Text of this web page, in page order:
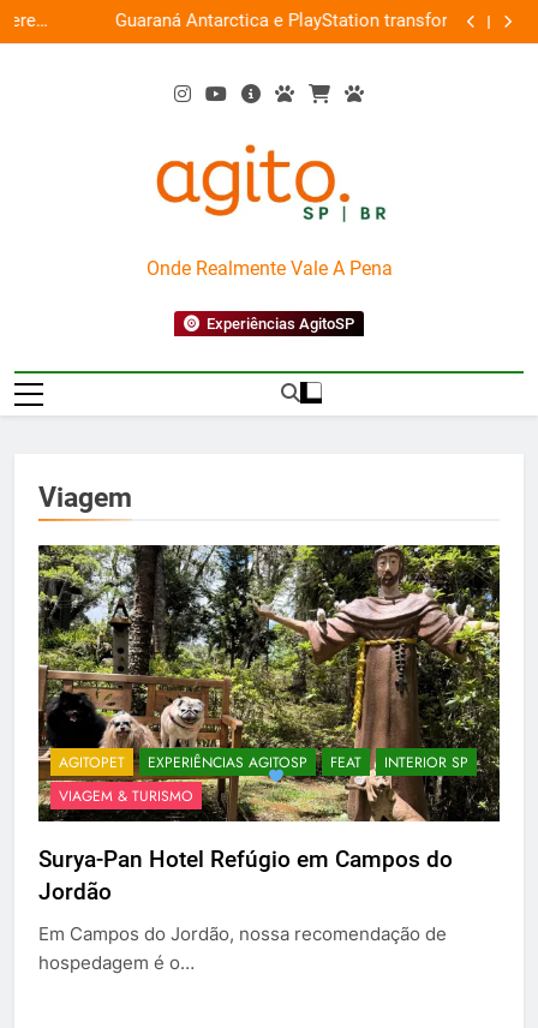
Skip
to
Guaraná Antarctica e PlayStation transformam
shopping em arena gamer gratuita
Busch
AgitoSP
Onde Realmente Vale A Pena
Experiências AgitoSP
Viagem
AGITOPET EXPERIÊNCIAS AGITOSP FEAT
INTERIOR SP
VIAGEM & TURISMO
Surya-Pan Hotel Refúgio em Campos do
Jordão
Em Campos do Jordão, nossa recomendação de
hospedagem é o…